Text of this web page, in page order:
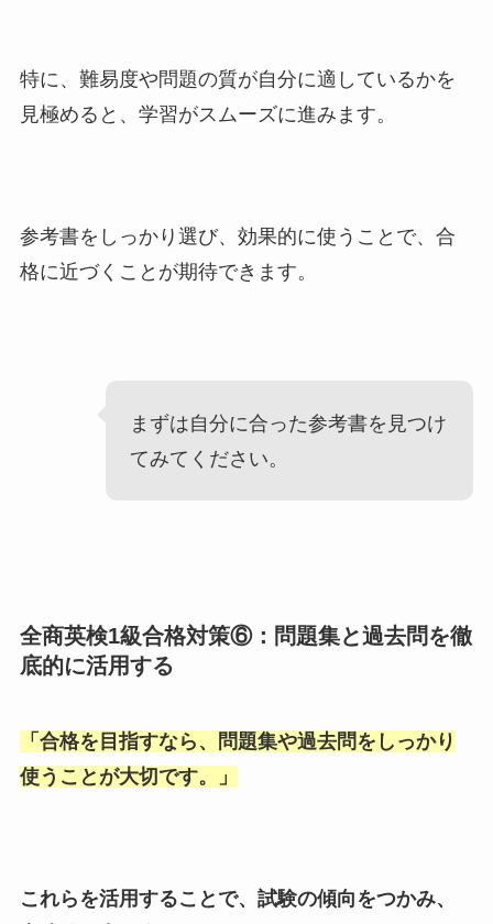
特に、難易度や問題の質が自分に適しているかを
見極めると、学習がスムーズに進みます。
参考書をしっかり選び、効果的に使うことで、合
格に近づくことが期待できます。
まずは自分に合った参考書を見つけ
てみてください。
全商英検1級合格対策⑥：問題集と過去問を徹
底的に活用する
「 合格を目指すなら、問題集や過去問をしっかり
使うことが大切です。
」
これらを活用することで、試験の傾向をつかみ、